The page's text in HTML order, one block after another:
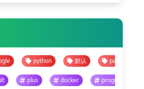
python 默认 pandas
default plus docker